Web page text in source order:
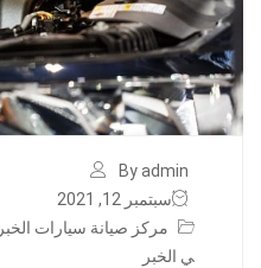
By admin
سبتمبر 12, 2021
مركز صيانة سيارات الخبر
ي الخبر